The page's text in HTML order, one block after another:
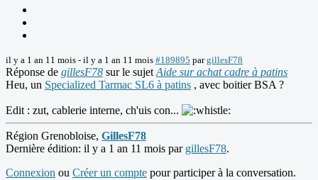
il y a 1 an 11 mois - il y a 1 an 11 mois #189895 pargillesF78
Réponse de gillesF78 sur le sujet Aide sur achat cadre à patins
Heu, un Specialized Tarmac SL6 à patins , avec boitier BSA ?
Edit : zut, cablerie interne, ch'uis con...
Région Grenobloise, GillesF78
Dernière édition: il y a 1 an 11 mois par gillesF78.
Connexion ou Créer un compte pour participer à la conversation.